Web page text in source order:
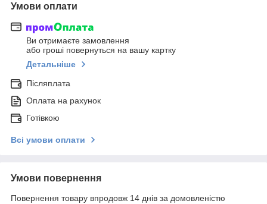
Умови оплати
Ви отримаєте замовлення
або гроші повернуться на вашу картку
Детальніше
Післяплата
Оплата на рахунок
Готівкою
Всі умови оплати
Умови повернення
Повернення товару впродовж 14 днів за домовленістю